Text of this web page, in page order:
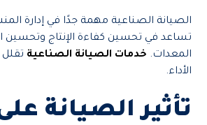
الصيانة الصناعية مهمة جدًا في إدارة
تساعد في تحسين كفاءة الإنتاج وتحسين
المعدات. خدمات الصيانة الصناعية
الأداء.
تأثير الصيانة